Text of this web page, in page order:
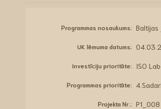
Programmas nosaukums: Baltijas
UK lēmuma datums:
Investīciju prioritāte: ISO
Programmas prioritāte:
Projekta Nr.: P1_008